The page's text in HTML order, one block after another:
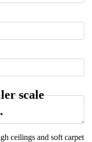
scale
ceilings and soft carpet